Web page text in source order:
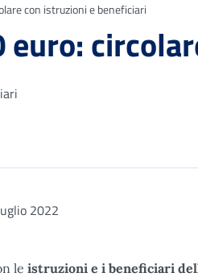
con istruzioni e beneficiari
2022
le istruzioni e i beneficiari